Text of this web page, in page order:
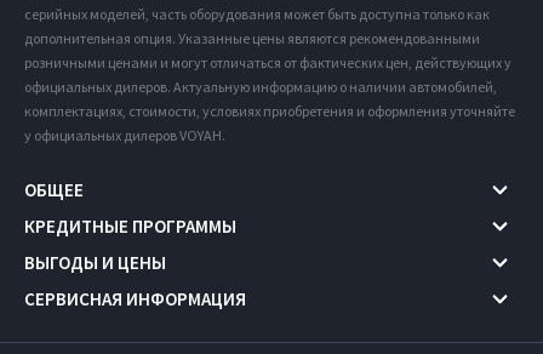
серийных моделей, часть оборудования может быть доступна только как
дополнительная опция. Указанные цены являются рекомендованными
розничными ценами и могут отличаться от фактических цен, действующих у
официальных дилеров. Актуальную информацию о наличии автомобилей,
комплектациях, стоимости, условиях приобретения и оформления уточняйте
у официальных дилеров VOYAH.
ОБЩЕЕ
КРЕДИТНЫЕ ПРОГРАММЫ
ВЫГОДЫ И ЦЕНЫ
СЕРВИСНАЯ ИНФОРМАЦИЯ